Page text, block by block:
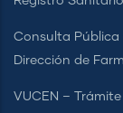
Consulta
Dirección de
VUCEN –